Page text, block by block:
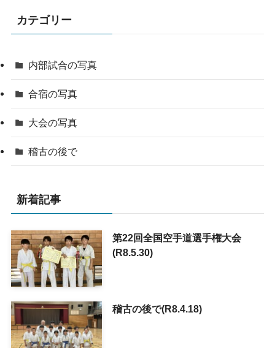
カテゴリー
内部試合の写真
合宿の写真
大会の写真
稽古の後で
新着記事
第22回全国空手道選手権大会
(R8.5.30)
稽古の後で(R8.4.18)